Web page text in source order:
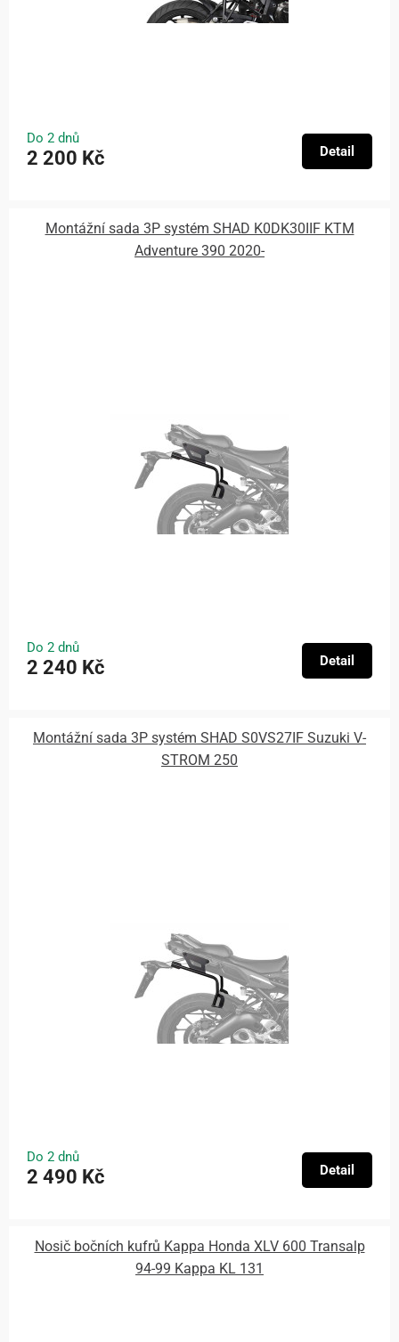
Do 2 dnů
2 200 Kč Detail
Montážní sada 3P systém SHAD K0DK30IIF KTM
Adventure 390 2020-
Do 2 dnů
2 240 Kč Detail
Montážní sada 3P systém SHAD S0VS27IF Suzuki V-
STROM 250
Do 2 dnů
2 490 Kč Detail
Nosič bočních kufrů Kappa Honda XLV 600 Transalp
94-99 Kappa KL 131